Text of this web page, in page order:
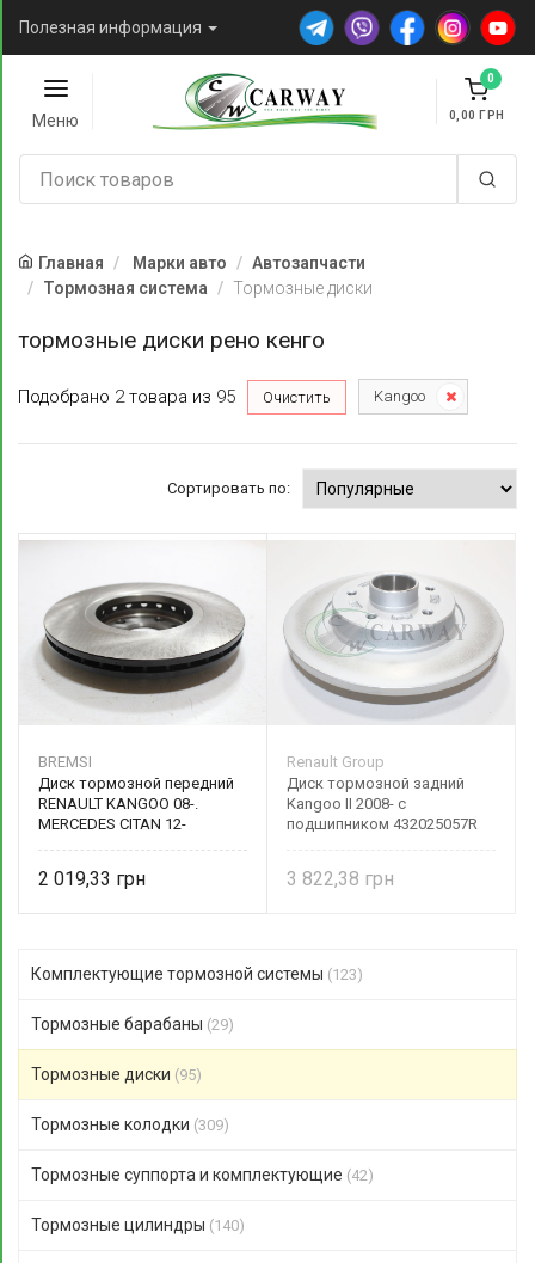
Полезная информация
Меню
0
0,00
Главная Марки авто
Автозапчасти
Тормозная система
Тормозные диски
тормозные диски рено кенго
Подобрано 2 товара из 95 Очистить Kangoo
Сортировать по:
BREMSI
Диск тормозной передний
RENAULT KANGOO 08-.
MERCEDES CITAN 12-
2 019,33
Renault Group
Диск тормозной задний
Kangoo II 2008- с
подшипником 432025057R
3 822,38
Комплектующие тормозной системы (123)
Тормозные барабаны (29)
Тормозные диски (95)
Тормозные колодки (309)
Тормозные суппорта и комплектующие (42)
Тормозные цилиндры (140)